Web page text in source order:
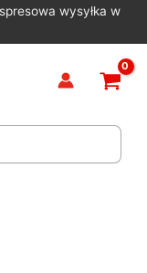
wysyłka w